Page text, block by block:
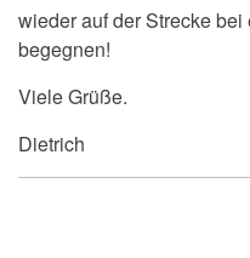
wieder auf der Strecke
begegnen!
Viele Grüße.
Dietrich